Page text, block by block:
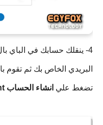
تضغط علي انشاء الحساب